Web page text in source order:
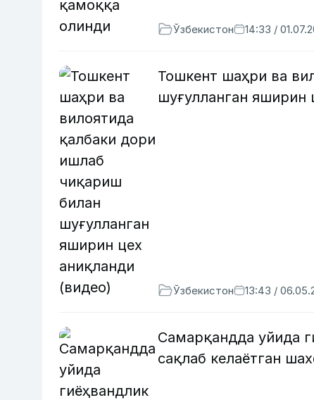
Ўзбекистон 14:33 /
Тошкент шаҳри ва
шуғулланган яширин
Ўзбекистон 13:43 /
Самарқандда уйида
сақлаб келаётган